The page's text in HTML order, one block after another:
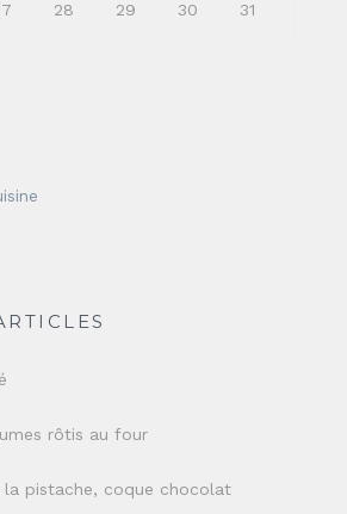
28 29 30 31
rôtis au four
la pistache, coque chocolat